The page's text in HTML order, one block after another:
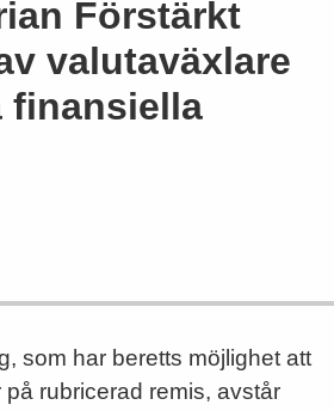
Förstärkt
valutaväxlare
finansiella
som har beretts möjlighet att
på rubricerad remis, avstår